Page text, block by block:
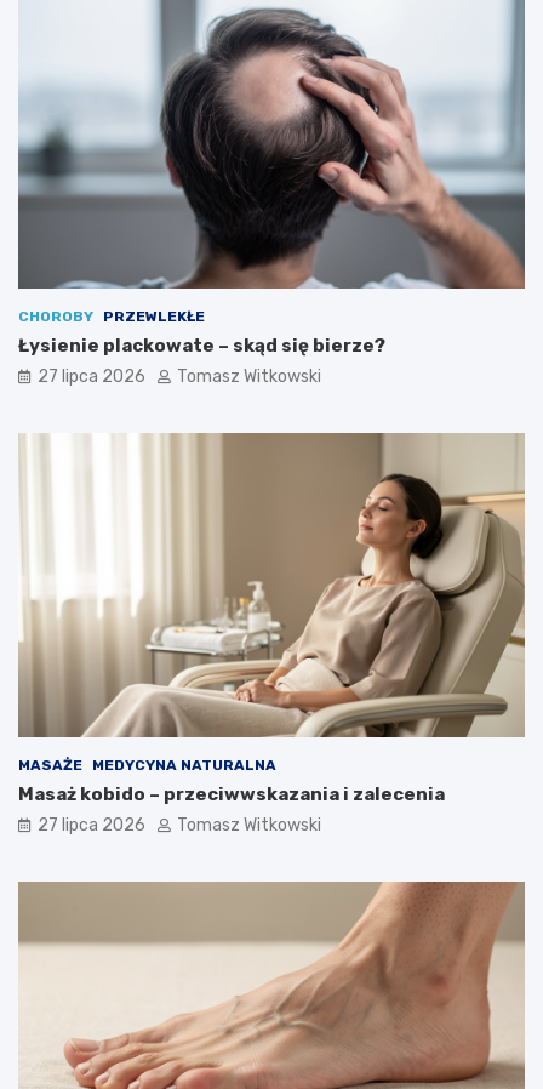
CHOROBY PRZEWLEKŁE
Łysienie plackowate – skąd się bierze?
27 lipca 2026 Tomasz Witkowski
MASAŻE MEDYCYNA NATURALNA
Masaż kobido – przeciwwskazania i zalecenia
27 lipca 2026 Tomasz Witkowski